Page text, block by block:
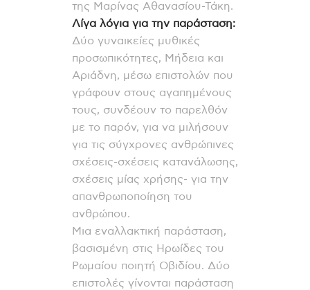
της Μαρίνας Αθανασίου-Τάκη.
Λίγα λόγια για την παράσταση:
Δύο γυναικείες μυθικές
προσωπικότητες, Μήδεια και
Αριάδνη, μέσω επιστολών που
γράφουν στους αγαπημένους
τους, συνδέουν το παρελθόν
με το παρόν, για να μιλήσουν
για τις σύγχρονες ανθρώπινες
σχέσεις-σχέσεις κατανάλωσης,
σχέσεις μίας χρήσης- για την
απανθρωποποίηση του
ανθρώπου.
Μια εναλλακτική παράσταση,
βασισμένη στις Ηρωίδες του
Ρωμαίου ποιητή Οβιδίου. Δύο
επιστολές γίνονται παράσταση